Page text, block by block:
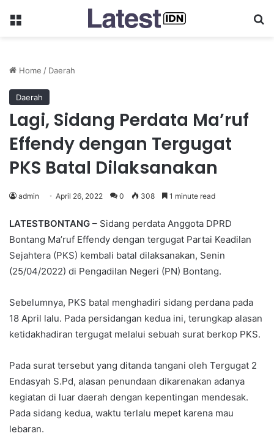
Menu
Home / Daerah
Daerah
Lagi, Sidang Perdata Ma’ruf
Effendy dengan Tergugat
PKS Batal Dilaksanakan
admin April 26, 2022 0 308 1 minute read
LATESTBONTANG – Sidang perdata Anggota DPRD
Bontang Ma’ruf Effendy dengan tergugat Partai Keadilan
Sejahtera (PKS) kembali batal dilaksanakan, Senin
(25/04/2022) di Pengadilan Negeri (PN) Bontang.
Sebelumnya, PKS batal menghadiri sidang perdana pada
18 April lalu. Pada persidangan kedua ini, terungkap alasan
ketidakhadiran tergugat melalui sebuah surat berkop PKS.
Pada surat tersebut yang ditanda tangani oleh Tergugat 2
Endasyah S.Pd, alasan penundaan dikarenakan adanya
kegiatan di luar daerah dengan kepentingan mendesak.
Pada sidang kedua, waktu terlalu mepet karena mau
lebaran.